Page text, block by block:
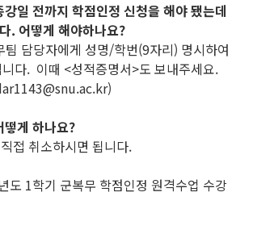
일 전까지 학점인정 신청을 해야 됐는데
. 어떻게 해야하나요?
팀 담당자에게 성명/학번(9자리) 명시하여
다. 이때 <성적증명서>도 보내주세요.
게 하나요?
접 취소하시면 됩니다.
도 1학기 군복무 학점인정 원격수업 수강